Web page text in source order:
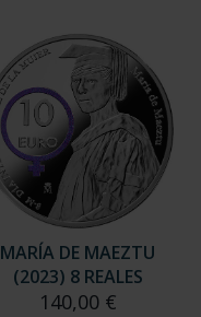
MARÍA DE MAEZTU
(2023) 8 REALES
140,00 €